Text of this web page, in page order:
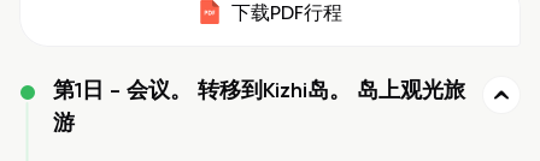
下载PDF行程
第1日 - 会议。 转移到Kizhi岛。 岛上观光旅
游